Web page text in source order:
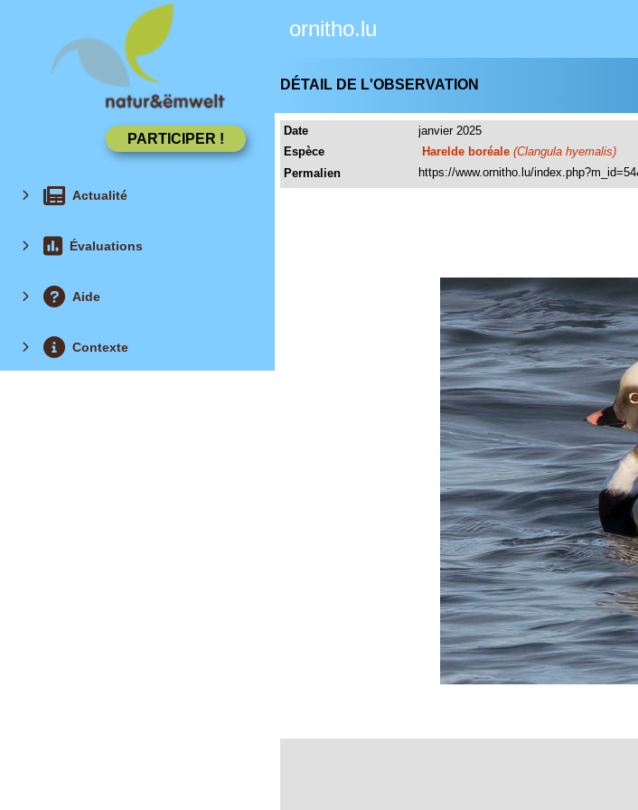
ornitho.lu
Actualité
Évaluations
Aide
Contexte
DÉTAIL DE L'OBSERVATION
Date
janvier 2025
Espèce
Harelde boréale (Clangula hyemalis)
Permalien